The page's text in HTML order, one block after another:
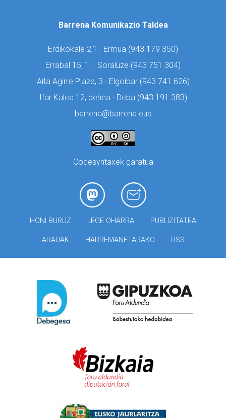
Barrena Komunikazio Taldea
Erdikokale 2,1 · Ermua (943 179 350)
Errabal 15, 1. · Soraluze (943 751 304)
Aita Agirre Plaza, 3 · Elgoibar (943 741 626)
Ifar Kalea 12, behea · Deba (943 191 383)
barrena@barrena.eus
Codesyntaxek garatua
HONI BURUZ LEGE OHARRA PUBLIZITATEA
ARAUAK HARREMANETARAKO RSS